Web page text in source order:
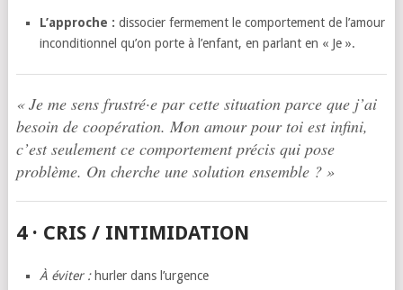
L’approche : dissocier fermement le comportement de l’amour
inconditionnel qu’on porte à l’enfant, en parlant en « Je ».
« Je me sens frustré·e par cette situation parce que j’ai
besoin de coopération. Mon amour pour toi est infini,
c’est seulement ce comportement précis qui pose
problème. On cherche une solution ensemble ? »
4 · CRIS / INTIMIDATION
À éviter :hurler dans l’urgence